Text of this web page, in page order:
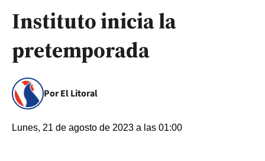
Instituto inicia la
pretemporada
Por El Litoral
Lunes, 21 de agosto de 2023 a las 01:00